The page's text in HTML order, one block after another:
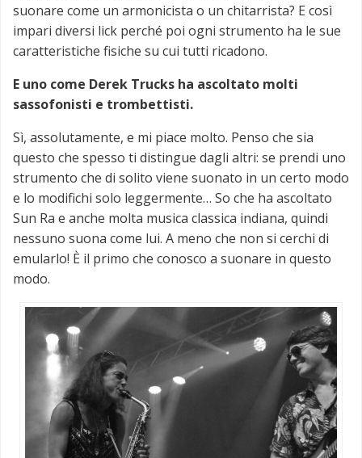
suonare come un armonicista o un chitarrista? E così
impari diversi lick perché poi ogni strumento ha le sue
caratteristiche fisiche su cui tutti ricadono.
E uno come Derek Trucks ha ascoltato molti
sassofonisti e trombettisti.
Sì, assolutamente, e mi piace molto. Penso che sia
questo che spesso ti distingue dagli altri: se prendi uno
strumento che di solito viene suonato in un certo modo
e lo modifichi solo leggermente… So che ha ascoltato
Sun Ra e anche molta musica classica indiana, quindi
nessuno suona come lui. A meno che non si cerchi di
emularlo! È il primo che conosco a suonare in questo
modo.